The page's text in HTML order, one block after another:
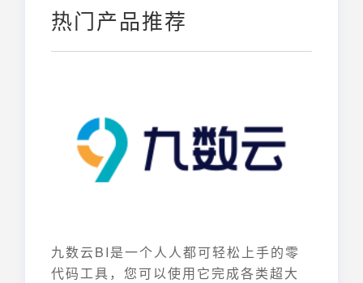
热门产品推荐
九数云BI是一个人人都可轻松上手的零
代码工具，您可以使用它完成各类超大